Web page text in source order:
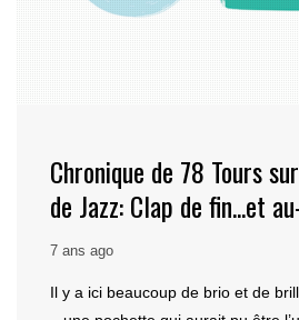
Chronique de 78 Tours
de Jazz: Clap de fin...et
7 ans ago
Il y a ici beaucoup de brio et de